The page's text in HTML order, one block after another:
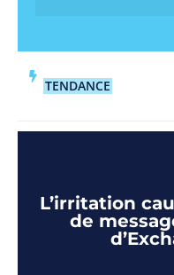
TENDANCE
L’irritation
de